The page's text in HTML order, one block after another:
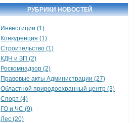
РУБРИКИ НОВОСТЕЙ
Инвестиции (1)
Конкуренция (1)
Строительство (1)
КДН и ЗП (2)
Роскомнадзор (2)
Правовые акты Администрации (27)
Областной природоохранный центр (3)
Спорт (4)
ГО и ЧС (9)
Лес (20)